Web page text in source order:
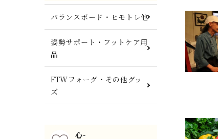
バランスボード・ヒモトレ他
姿勢サポート・フットケア用
品
FTWフォーグ・その他グッ
ズ
心-